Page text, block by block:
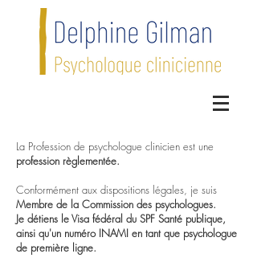
La Profession de psychologue clinicien est une
profession règlementée.
Conformément aux dispositions légales, je suis
Membre de la Commission des psychologues.
Je détiens le Visa fédéral du SPF Santé publique,
ainsi qu'un numéro INAMI en tant que psychologue
de première ligne.